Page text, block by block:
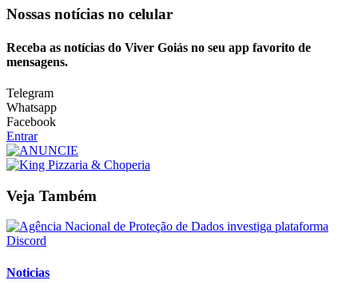
Nossas notícias no celular
Receba as notícias do Viver Goiás no seu app favorito de
mensagens.
Telegram
Whatsapp
Facebook
Entrar
Veja Também
Noticias